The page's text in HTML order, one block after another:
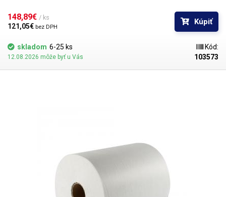
vytvoriť ľubovoľne dlhý pás vypchávky o šírke 160mm. Fólia odolá sile
tlaku až 20kg, je veľmi pevná a pružná.
Vzduchové vankúšiky sa vkladajú
do voľného priestoru v krabici okolo baleného tovaru, zabraňujú pohybu
výrobku v krabici a vytvárajú tzv. Airbag pre vaše výrobky a minimalizujú
riziko poškodenia prepravovaného tovaru.
Vankúšiky a bublinkové fólie
rôznych dĺžok a veľkosti sú skvelý obalový materiál pre najrôznejšie
krehké výrobky ako je napríklad: sklo a porcelán, pc komponenty,
LDPE, nafúknuté vankúšiky sú schopné odolať záťaži 10-100kg.
148,89€ / ks
121,05€ bez DPH
Kúpiť
skladom 6-25 ks
12.08.2026 môže byť u Vás
Kód:
103573